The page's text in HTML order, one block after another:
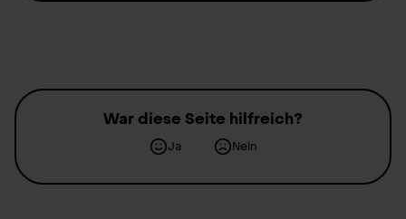
War diese Seite hilfreich?
Ja Nein